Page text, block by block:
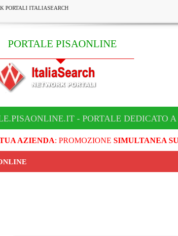
PORTALI ITALIASEARCH
PORTALE PISAONLINE
- PORTALE DEDICATO
AZIENDA: PROMOZIONE SIMULTANEA